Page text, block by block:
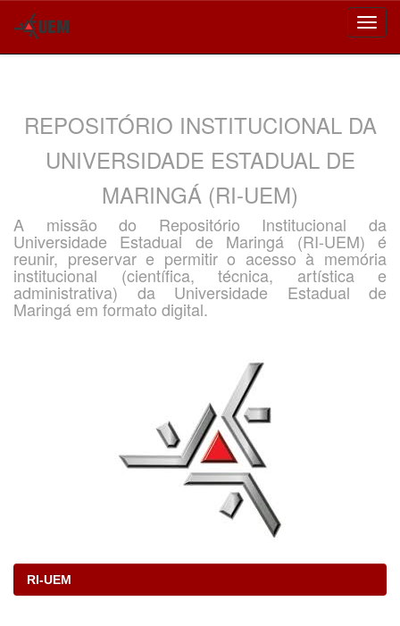
REPOSITÓRIO INSTITUCIONAL DA
UNIVERSIDADE ESTADUAL DE
MARINGÁ (RI-UEM)
A missão do Repositório Institucional da
Universidade Estadual de Maringá (RI-UEM) é
reunir, preservar e permitir o acesso à memória
institucional (científica, técnica, artística e
administrativa) da Universidade Estadual de
Maringá em formato digital.
RI-UEM